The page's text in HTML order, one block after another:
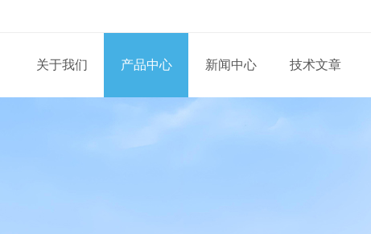
关于我们 产品中心 新闻中心 技术文章